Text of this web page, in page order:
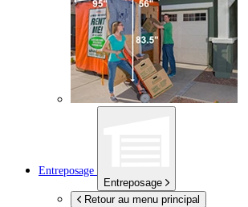
Entreposage
Entreposage
Retour au menu principal